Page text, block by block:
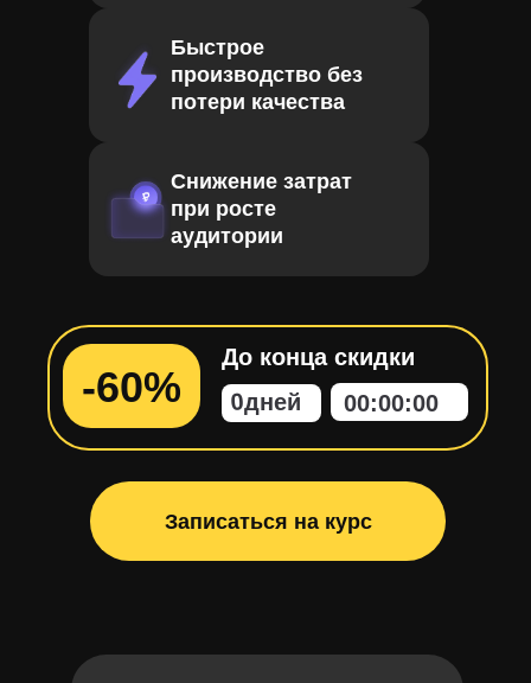
-60% 0дней 00:00:00
До конца скидки
Записаться на курс
Быстрое
производство без
потери качества
Снижение затрат
при росте
аудитории